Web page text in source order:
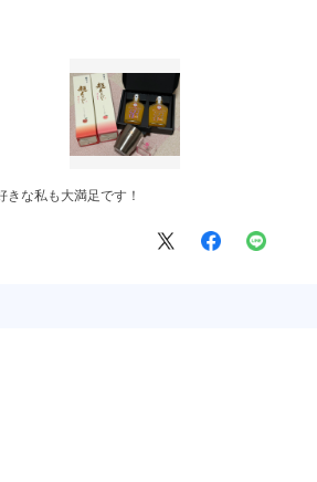
な私も大満足です！